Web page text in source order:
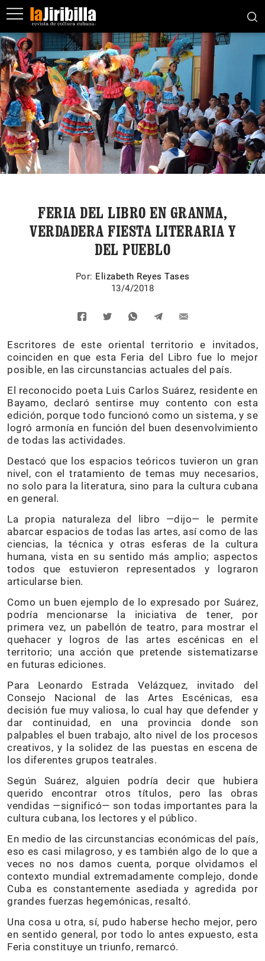
FERIA DEL LIBRO EN GRANMA,
VERDADERA FIESTA LITERARIA Y
DEL PUEBLO
Por: Elizabeth Reyes Tases
13/4/2018
Escritores de este oriental territorio e invitados,
coinciden en que esta Feria del Libro fue lo mejor
posible, en las circunstancias actuales del país.
El reconocido poeta Luis Carlos Suárez, residente en
Bayamo, declaró sentirse muy contento con esta
edición, porque todo funcionó como un sistema, y se
logró armonía en función del buen desenvolvimiento
de todas las actividades.
Destacó que los espacios teóricos tuvieron un gran
nivel, con el tratamiento de temas muy necesarios,
no solo para la literatura, sino para la cultura cubana
en general.
La propia naturaleza del libro —dijo— le permite
abarcar espacios de todas las artes, así como de las
ciencias, la técnica y otras esferas de la cultura
humana, vista en su sentido más amplio; aspectos
todos que estuvieron representados y lograron
articularse bien.
Como un buen ejemplo de lo expresado por Suárez,
podría mencionarse la iniciativa de tener, por
primera vez, un pabellón de teatro, para mostrar el
quehacer y logros de las artes escénicas en el
territorio; una acción que pretende sistematizarse
en futuras ediciones.
Para Leonardo Estrada Velázquez, invitado del
Consejo Nacional de las Artes Escénicas, esa
decisión fue muy valiosa, lo cual hay que defender y
dar continuidad, en una provincia donde son
palpables el buen trabajo, alto nivel de los procesos
creativos, y la solidez de las puestas en escena de
los diferentes grupos teatrales.
Según Suárez, alguien podría decir que hubiera
querido encontrar otros títulos, pero las obras
vendidas —significó— son todas importantes para la
cultura cubana, los lectores y el público.
En medio de las circunstancias económicas del país,
eso es casi milagroso, y es también algo de lo que a
veces no nos damos cuenta, porque olvidamos el
contexto mundial extremadamente complejo, donde
Cuba es constantemente asediada y agredida por
grandes fuerzas hegemónicas, resaltó.
Una cosa u otra, sí, pudo haberse hecho mejor, pero
en sentido general, por todo lo antes expuesto, esta
Feria constituye un triunfo, remarcó.